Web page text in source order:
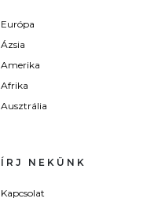
Európa
Ázsia
Amerika
Afrika
Ausztrália
ÍRJ NEKÜNK
Kapcsolat